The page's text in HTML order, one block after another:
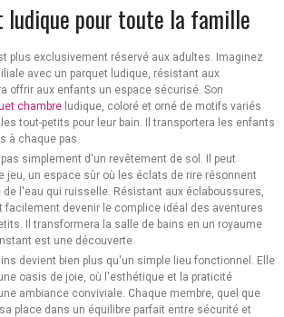
ludique pour toute la famille
plus exclusivement réservé aux adultes. Imaginez
avec un parquet ludique, résistant aux
offrir aux enfants un espace sécurisé. Son
chambre ludique, coloré et orné de motifs variés
tout-petits pour leur bain. Il transportera les enfants
à chaque pas.
simplement d'un revêtement de sol. Il peut
jeu, un espace sûr où les éclats de rire résonnent
l'eau qui ruisselle. Résistant aux éclaboussures,
facilement devenir le complice idéal des aventures
Il transformera la salle de bains en un royaume
est une découverte.
devient bien plus qu'un simple lieu fonctionnel. Elle
oasis de joie, où l'esthétique et la praticité
ambiance conviviale. Chaque membre, quel que
place dans un équilibre parfait entre sécurité et